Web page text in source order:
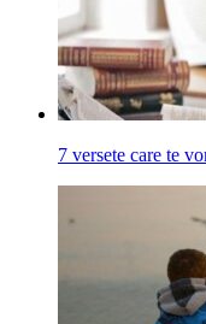
7 versete care te